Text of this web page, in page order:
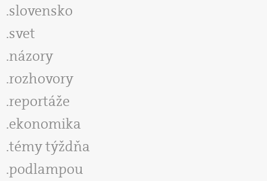
slovensko
svet
názory
rozhovory
reportáže
ekonomika
témy týždňa
podlampou